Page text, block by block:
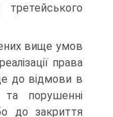
вище умов
права
до відмови в
та порушенні
до закриття